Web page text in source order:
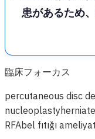
患があるため
臨床フォーカス
percutaneous disc
nucleoplasty
RFAbel fıtığı